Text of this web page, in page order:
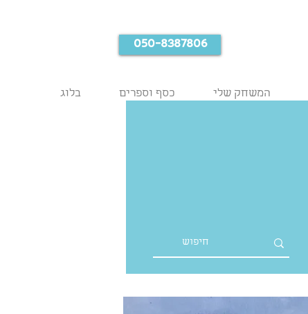
050-8387806
המשחק שלי כסף וספרים בלוג